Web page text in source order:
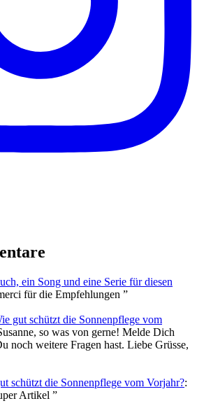
ein Song und eine Serie für diesen
für die Empfehlungen ”
gut schützt die Sonnenpflege vom
so was von gerne! Melde Dich
noch weitere Fragen hast. Liebe Grüsse,
schützt die Sonnenpflege vom Vorjahr?:
Artikel ”